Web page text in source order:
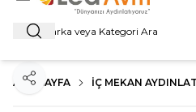
Ara
ANA SAYFA İÇ MEKAN
Paylaş